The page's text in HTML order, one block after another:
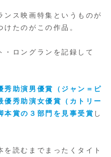
ンス映画特集というものが
たのがこの作品。
ロングランを記録して
秀助演男優賞（ジャン＝ピ
優秀助演女優賞（カトリー
本賞の３部門を見事受賞 し
読むまでまったくタイト